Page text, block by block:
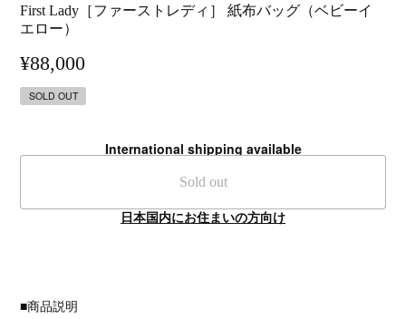
First Lady［ファーストレディ］ 紙布バッグ（ベビーイ
エロー）
¥88,000
SOLD OUT
International shipping available
Sold out
日本国内にお住まいの方向け
■商品説明